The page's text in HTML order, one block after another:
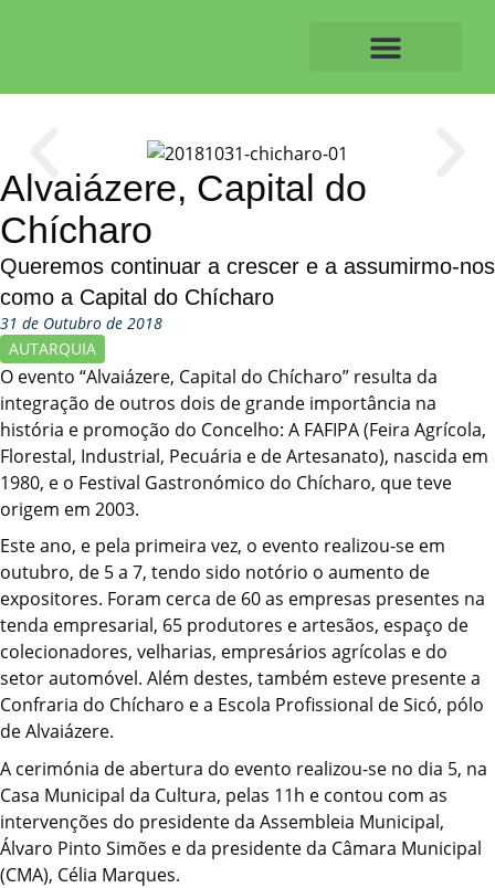
Alvaiázere, Capital do
Chícharo
Queremos continuar a crescer e a assumirmo-nos
como a Capital do Chícharo
31 de Outubro de 2018
AUTARQUIA
O evento “Alvaiázere, Capital do Chícharo” resulta da
integração de outros dois de grande importância na
história e promoção do Concelho: A FAFIPA (Feira Agrícola,
Florestal, Industrial, Pecuária e de Artesanato), nascida em
1980, e o Festival Gastronómico do Chícharo, que teve
origem em 2003.
Este ano, e pela primeira vez, o evento realizou-se em
outubro, de 5 a 7, tendo sido notório o aumento de
expositores. Foram cerca de 60 as empresas presentes na
tenda empresarial, 65 produtores e artesãos, espaço de
colecionadores, velharias, empresários agrícolas e do
setor automóvel. Além destes, também esteve presente a
Confraria do Chícharo e a Escola Profissional de Sicó, pólo
de Alvaiázere.
A cerimónia de abertura do evento realizou-se no dia 5, na
Casa Municipal da Cultura, pelas 11h e contou com as
intervenções do presidente da Assembleia Municipal,
Álvaro Pinto Simões e da presidente da Câmara Municipal
(CMA), Célia Marques.